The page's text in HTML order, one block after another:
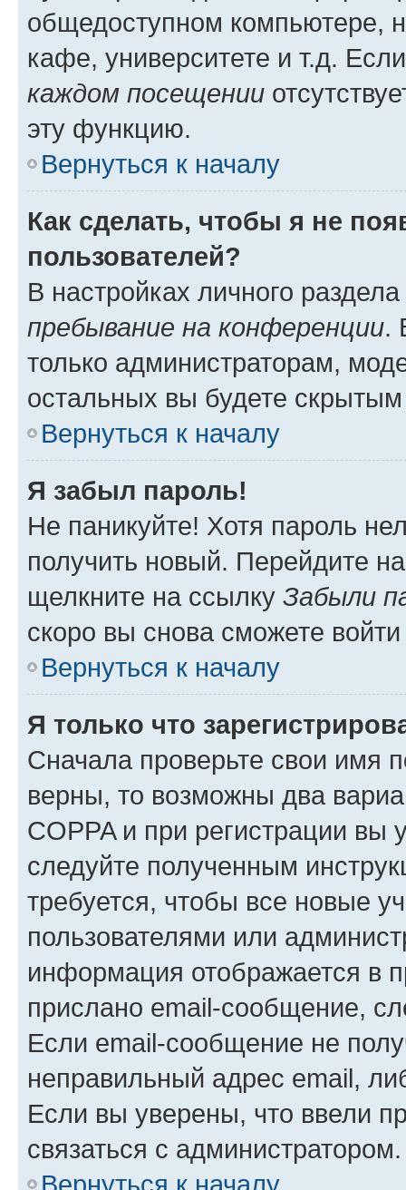
общедоступном компьютере,
кафе, университете и т.д.
каждом посещении
эту функцию.
Вернуться к началу
Как сделать, чтобы я не
пользователей?
В настройках личного
пребывание на конференции.
только администраторам,
остальных вы будете
Вернуться к началу
Я забыл пароль!
Не паникуйте! Хотя пароль
получить новый. Перейдите
щелкните на ссылку Забыли
скоро вы снова сможете
Вернуться к началу
Я только что
Сначала проверьте свои имя
верны, то возможны два
COPPA и при регистрации вы
следуйте полученным
требуется, чтобы все новые
пользователями или
информация отображается в
прислано email-сообщение,
Если email-сообщение не
неправильный адрес email,
Если вы уверены, что ввели
связаться с администратором.
Вернуться к началу